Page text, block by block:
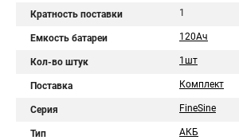
Кратность поставки 1
Емкость батареи 120Aч
Кол-во штук 1шт
Поставка Комплект
Серия FineSine
Тип АКБ